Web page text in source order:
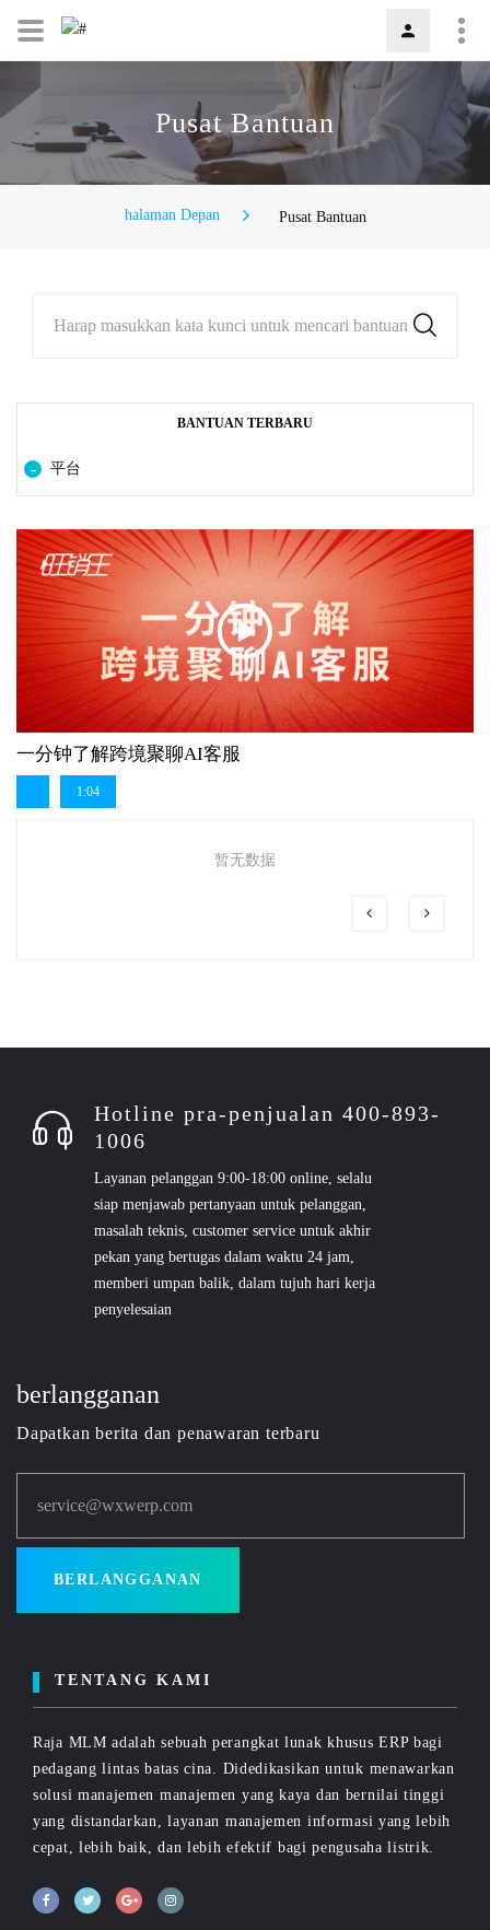
Pusat Bantuan
halaman Depan Pusat Bantuan
Harap masukkan kata kunci untuk mencari bantuan
BANTUAN TERBARU
平台
一分钟了解跨境聚聊AI客服
1:04
暂无数据
Hotline pra-penjualan 400-893-
1006
Layanan pelanggan 9:00-18:00 online, selalu
siap menjawab pertanyaan untuk pelanggan,
masalah teknis, customer service untuk akhir
pekan yang bertugas dalam waktu 24 jam,
memberi umpan balik, dalam tujuh hari kerja
penyelesaian
berlangganan
Dapatkan berita dan penawaran terbaru
service@wxwerp.com
BERLANGGANAN
TENTANG KAMI
Raja MLM adalah sebuah perangkat lunak khusus ERP bagi
pedagang lintas batas cina. Didedikasikan untuk menawarkan
solusi manajemen manajemen yang kaya dan bernilai tinggi
yang distandarkan, layanan manajemen informasi yang lebih
cepat, lebih baik, dan lebih efektif bagi pengusaha listrik.